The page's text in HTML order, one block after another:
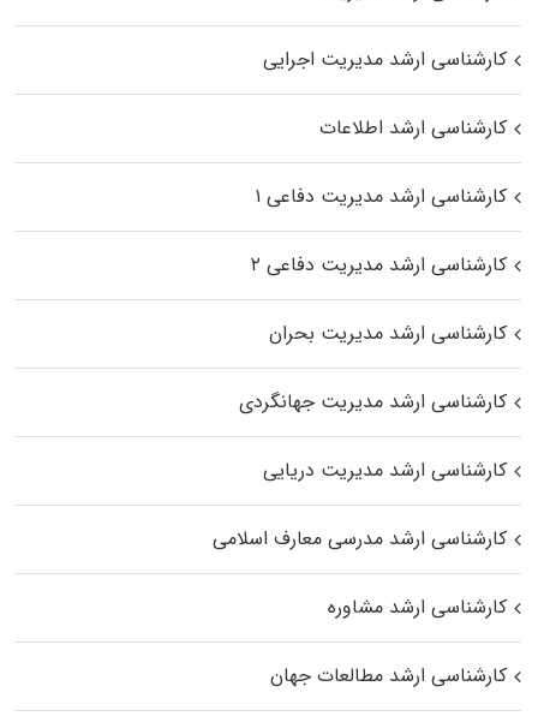
کارشناسی ارشد مدیریت اجرایی
کارشناسی ارشد اطلاعات
کارشناسی ارشد مدیریت دفاعی ۱
کارشناسی ارشد مدیریت دفاعی ۲
کارشناسی ارشد مدیریت بحران
کارشناسی ارشد مدیریت جهانگردی
کارشناسی ارشد مدیریت دریایی
کارشناسی ارشد مدرسی معارف اسلامی
کارشناسی ارشد مشاوره
کارشناسی ارشد مطالعات جهان